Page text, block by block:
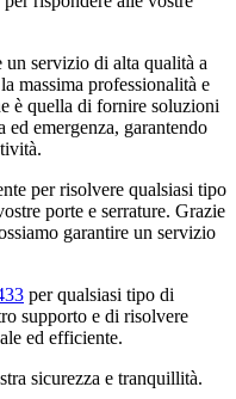
servizio di alta qualità a
massima professionalità e
è quella di fornire soluzioni
ed emergenza, garantendo
per risolvere qualsiasi tipo
porte e serrature. Grazie
garantire un servizio
per qualsiasi tipo di
supporto e di risolvere
ed efficiente.
sicurezza e tranquillità.